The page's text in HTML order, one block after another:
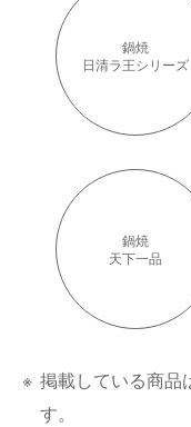
鍋焼
日清ラ王シリーズ
鍋焼
天下一品
※ 掲載している商品
す。